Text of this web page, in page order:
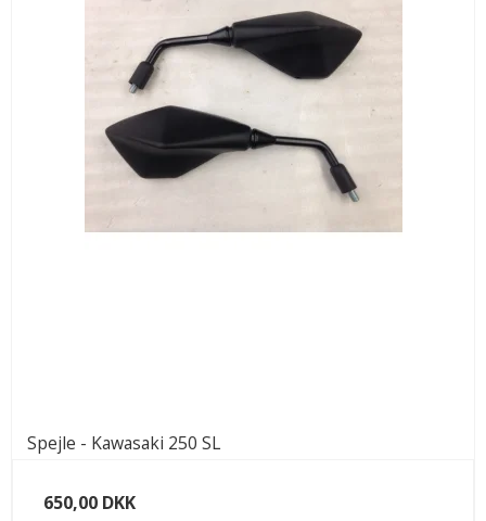
Spejle - Kawasaki 250 SL
650,00 DKK